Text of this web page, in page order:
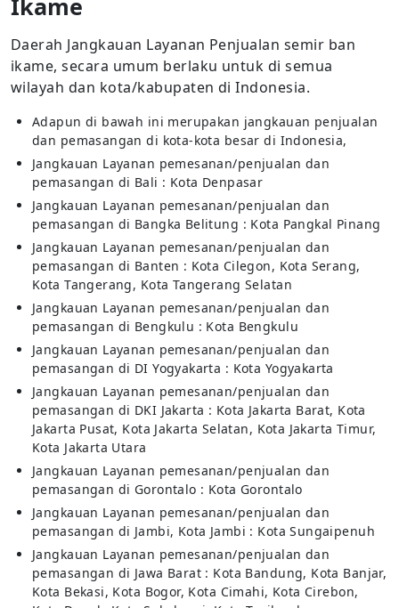
Ikame
Daerah Jangkauan Layanan Penjualan semir ban
ikame, secara umum berlaku untuk di semua
wilayah dan kota/kabupaten di Indonesia.
Adapun di bawah ini merupakan jangkauan penjualan
dan pemasangan di kota-kota besar di Indonesia,
Jangkauan Layanan pemesanan/penjualan dan
pemasangan di Bali : Kota Denpasar
Jangkauan Layanan pemesanan/penjualan dan
pemasangan di Bangka Belitung : Kota Pangkal Pinang
Jangkauan Layanan pemesanan/penjualan dan
pemasangan di Banten : Kota Cilegon, Kota Serang,
Kota Tangerang, Kota Tangerang Selatan
Jangkauan Layanan pemesanan/penjualan dan
pemasangan di Bengkulu : Kota Bengkulu
Jangkauan Layanan pemesanan/penjualan dan
pemasangan di DI Yogyakarta : Kota Yogyakarta
Jangkauan Layanan pemesanan/penjualan dan
pemasangan di DKI Jakarta : Kota Jakarta Barat, Kota
Jakarta Pusat, Kota Jakarta Selatan, Kota Jakarta Timur,
Kota Jakarta Utara
Jangkauan Layanan pemesanan/penjualan dan
pemasangan di Gorontalo : Kota Gorontalo
Jangkauan Layanan pemesanan/penjualan dan
pemasangan di Jambi, Kota Jambi : Kota Sungaipenuh
Jangkauan Layanan pemesanan/penjualan dan
pemasangan di Jawa Barat : Kota Bandung, Kota Banjar,
Kota Bekasi, Kota Bogor, Kota Cimahi, Kota Cirebon,